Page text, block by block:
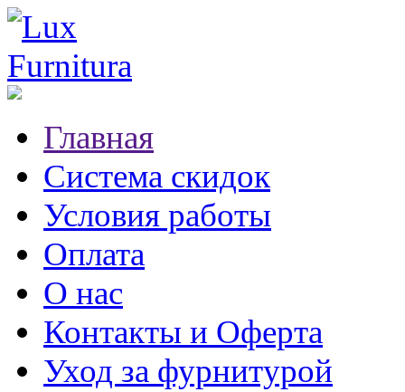
Главная
Система скидок
Условия работы
Оплата
О нас
Контакты и Оферта
Уход за фурнитурой